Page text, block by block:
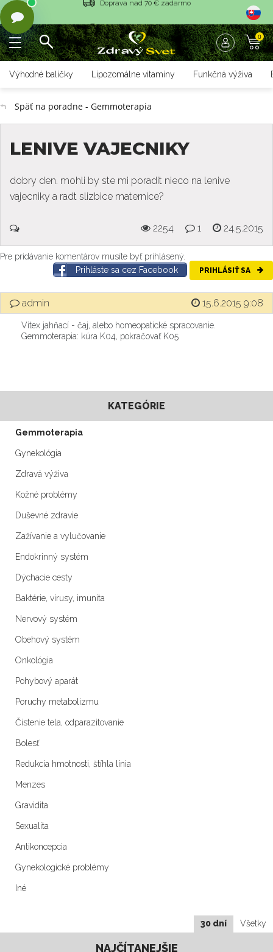
Rýchle dodanie <36 hod 0
Výhodné balíčky Lipozomálne vitamíny Funkčná výživa
Späť na poradne - Gemmoterapia
LENIVE VAJECNIKY
dobry den. mohli by ste mi poradit nieco na lenive
vajecniky a radt slizbice maternice?
2254 1 24.5.2015
Pre pridávanie komentárov musíte byť prihlásený.
Prihláste sa cez Facebook
PRIHLÁSIŤ SA
admin 15.6.2015 9:08
Vitex jahňací - čaj, alebo homeopatické spracovanie.
Gemmoterapia: kúra K04, pokračovať K05
KATEGÓRIE
Gemmoterapia
Gynekológia
Zdravá výživa
Kožné problémy
Duševné zdravie
Zažívanie a vylučovanie
Endokrinný systém
Dýchacie cesty
Baktérie, vírusy, imunita
Nervový systém
Obehový systém
Onkológia
Pohybový aparát
Poruchy metabolizmu
Čistenie tela, odparazitovanie
Bolesť
Redukcia hmotnosti, štíhla línia
Menzes
Gravidita
Sexualita
Antikoncepcia
Gynekologické problémy
Iné
30 dní Všetky
NAJČÍTANEJŠIE